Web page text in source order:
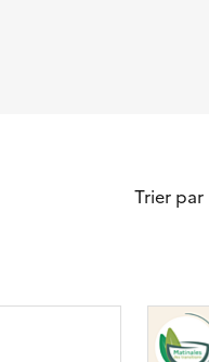
Trier par